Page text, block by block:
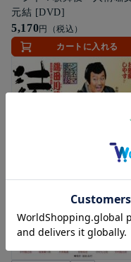
元結 [DVD]
5,170円（税込）
カートに入れる